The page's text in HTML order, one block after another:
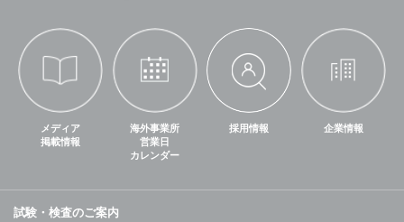
メディア
掲載情報
海外事業所
営業日
カレンダー
採用情報 企業情報
試験・検査のご案内